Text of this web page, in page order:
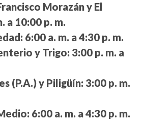
Morazán y El
a 10:00 p. m.
6:00 a. m. a 4:30 p. m.
y Trigo: 3:00 p. m. a
(P.A.) y Piligüín: 3:00 p. m.
6:00 a. m. a 4:30 p. m.